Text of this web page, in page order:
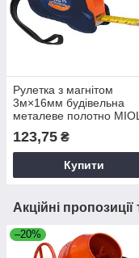
Рулетка з магнітом
3м×16мм будівельна
металеве полотно MIOL
123,75 ₴
Купити
Акційні
–20%